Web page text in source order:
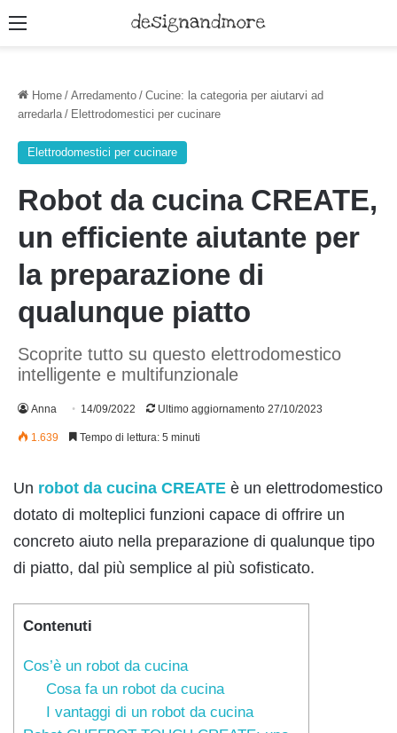
Menu
Home / Arredamento / Cucine: la categoria per aiutarvi ad
arredarla / Elettrodomestici per cucinare
Elettrodomestici per cucinare
Robot da cucina CREATE,
un efficiente aiutante per
la preparazione di
qualunque piatto
Scoprite tutto su questo elettrodomestico
intelligente e multifunzionale
Anna 14/09/2022 Ultimo aggiornamento 27/10/2023
1.639 Tempo di lettura: 5 minuti
Un robot da cucina CREATE è un elettrodomestico
dotato di molteplici funzioni capace di offrire un
concreto aiuto nella preparazione di qualunque tipo
di piatto, dal più semplice al più sofisticato.
Contenuti
Cos’è un robot da cucina
Cosa fa un robot da cucina
I vantaggi di un robot da cucina